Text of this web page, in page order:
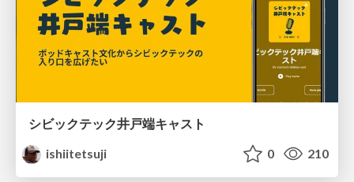
シビックテック井戸端キャスト
ishiitetsuji
0 210